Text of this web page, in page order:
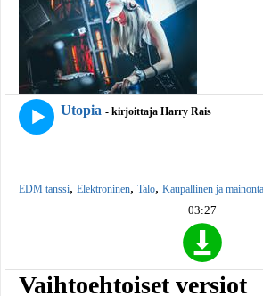
Utopia - kirjoittaja Harry Rais
EDM tanssi, Elektroninen, Talo, Kaupallinen ja mainonta
03:27
Vaihtoehtoiset versiot